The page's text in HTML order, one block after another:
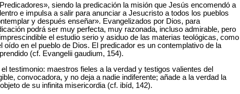
siendo la predicación la misión que Jesús encomendó a
e impulsa a salir para anunciar a Jesucristo a todos los pueblos
y después enseñar». Evangelizados por Dios, para
podrá ser muy perfecta, muy razonada, incluso admirable, pero
el estudio serio y asiduo de las materias teológicas, como
en el pueblo de Dios. El predicador es un contemplativo de la
(cf. Evangelii gaudium, 154).
testimonio: maestros fieles a la verdad y testigos valientes del
convocadora, y no deja a nadie indiferente; añade a la verdad la
de su infinita misericordia (cf. ibíd, 142).